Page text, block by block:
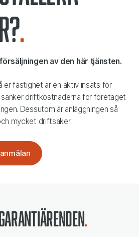
av den här tjänsten.
er fastighet är en aktiv insats för
sänker driftkostnaderna för företaget
Dessutom är anläggningen så
mycket driftsäker.